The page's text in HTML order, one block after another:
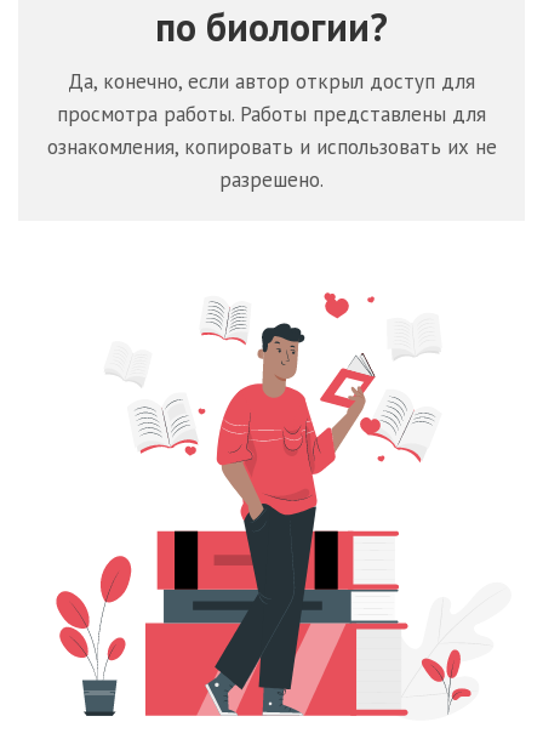
по биологии?
Да, конечно, если автор открыл доступ для
просмотра работы. Работы представлены для
ознакомления, копировать и использовать их не
разрешено.